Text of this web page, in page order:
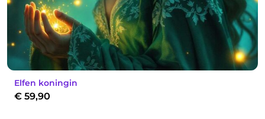
Elfen koningin
€ 59,90